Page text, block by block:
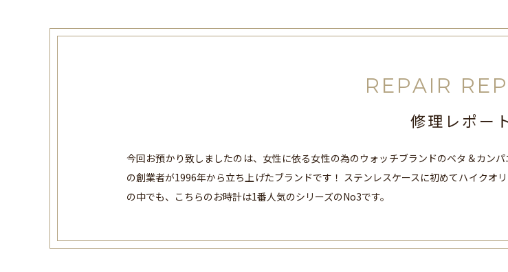
REPAIR
修理レポー
今回お預かり致しましたのは、女性に依る女性の為のウォッチブランドのベタ＆カン
の創業者が1996年から立ち上げたブランドです！ ステンレスケースに初めてハイクオ
の中でも、こちらのお時計は1番人気のシリーズのNo3です。